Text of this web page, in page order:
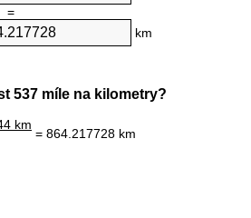
=
km
537 míle na kilometry?
km
= 864.217728 km